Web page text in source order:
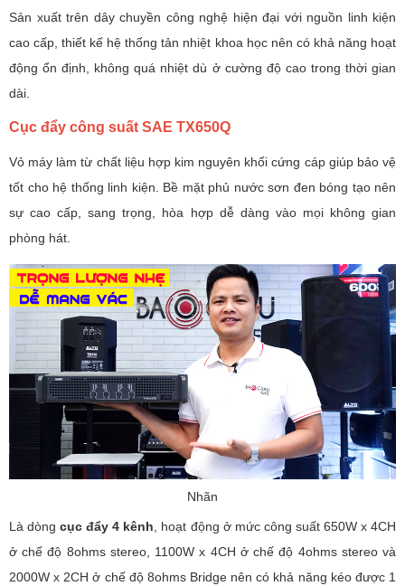
Sản xuất trên dây chuyền công nghệ hiện đại với nguồn linh kiện
cao cấp, thiết kế hệ thống tản nhiệt khoa học nên có khả năng hoạt
động ổn định, không quá nhiệt dù ở cường độ cao trong thời gian
dài.
Cục đẩy công suất SAE TX650Q
Vỏ máy làm từ chất liệu hợp kim nguyên khối cứng cáp giúp bảo vệ
tốt cho hệ thống linh kiện. Bề mặt phủ nước sơn đen bóng tạo nên
sự cao cấp, sang trọng, hòa hợp dễ dàng vào mọi không gian
phòng hát.
Nhãn
Là dòngcục đẩy 4 kênh , hoạt động ở mức công suất 650W x 4CH
ở chế độ 8ohms stereo, 1100W x 4CH ở chế độ 4ohms stereo và
2000W x 2CH ở chế độ 8ohms Bridge nên có khả năng kéo được 1